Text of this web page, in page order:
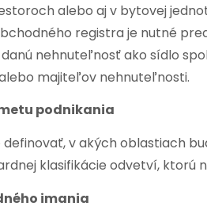
alebo aj v bytovej
registra je nutné
nehnuteľnosť ako sídlo
majiteľov nehnuteľnosti.
podnikania
definovať, v akých oblastiach
klasifikácie odvetví, ktorú
imania